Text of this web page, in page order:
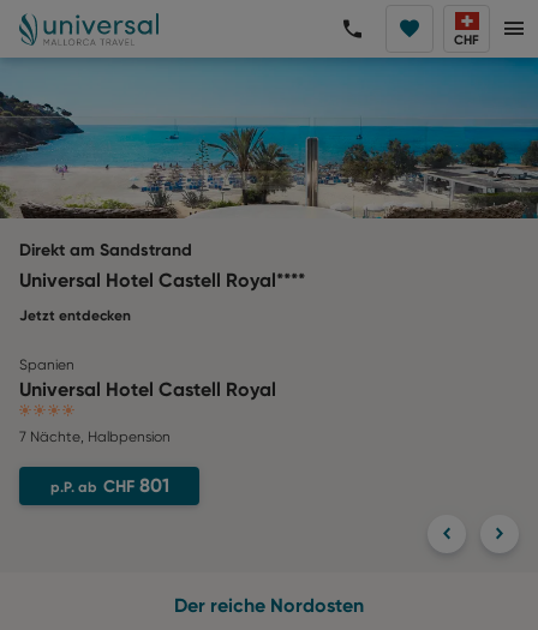
CHF
Näher zum Strand geht es nicht
Universal Hotel Perla****
Jetzt entdecken
Spanien
Universal Hotel Perla
47 Nächte,Halbpension
p.P. ab CHF
Der reiche Nordosten